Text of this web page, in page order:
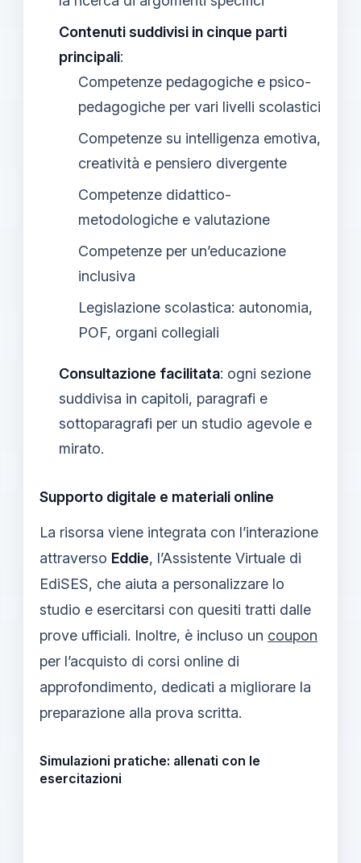
Contenuti suddivisi in cinque parti
principali:
Competenze pedagogiche e psico-
pedagogiche per vari livelli scolastici
Competenze su intelligenza emotiva,
creatività e pensiero divergente
Competenze didattico-
metodologiche e valutazione
Competenze per un’educazione
inclusiva
Legislazione scolastica: autonomia,
POF, organi collegiali
Consultazione facilitata: ogni sezione
suddivisa in capitoli, paragrafi e
sottoparagrafi per un studio agevole e
mirato.
Supporto digitale e materiali online
La risorsa viene integrata con l’interazione
attraverso Eddie, l’Assistente Virtuale di
EdiSES, che aiuta a personalizzare lo
studio e esercitarsi con quesiti tratti dalle
prove ufficiali. Inoltre, è incluso un coupon
per l’acquisto di corsi online di
approfondimento, dedicati a migliorare la
preparazione alla prova scritta.
Simulazioni pratiche: allenati con le
esercitazioni